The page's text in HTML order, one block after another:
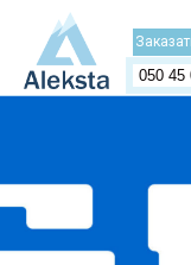
050 45